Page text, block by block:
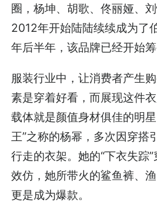
圈，杨坤、胡歌、佟丽娅、
2012年开始陆陆续续成为了
年后半年，该品牌已经开始筹
服装行业中，让消费者产生
素是穿着好看，而展现这件
载体就是颜值身材俱佳的明
王”之称的杨幂，多次因穿搭
行走的衣架。她的“下衣失踪
效仿，她所带火的鲨鱼裤、
更是成为爆款。